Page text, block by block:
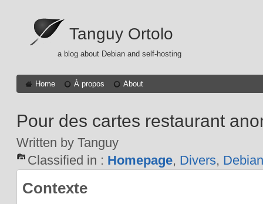
Tanguy Ortolo
a blog about Debian and self-hosting
Home À propos About
Pour des cartes restaurant
Written by Tanguy
Classified in : Homepage, Divers,
Contexte